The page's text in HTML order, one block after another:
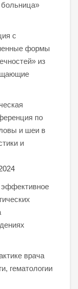
больница»
с
формы
из
по
и шеи в
и
эффективное
врача
гематологии